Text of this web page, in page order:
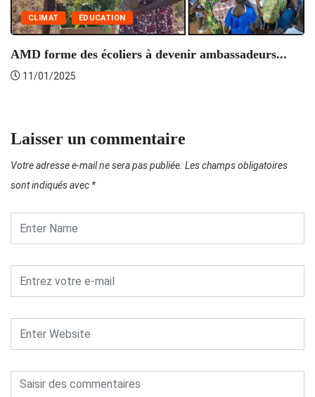
CLIMAT ÉDUCATION
AMD forme des écoliers à devenir ambassadeurs...
11/01/2025
Laisser un commentaire
Votre adresse e-mail ne sera pas publiée. Les champs obligatoires
sont indiqués avec *